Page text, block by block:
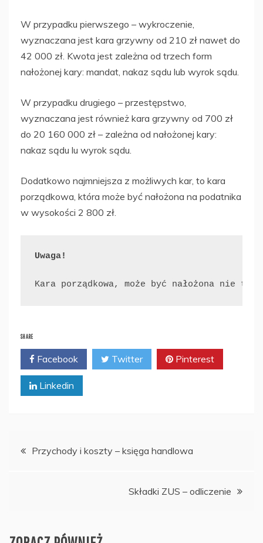
W przypadku pierwszego – wykroczenie,
wyznaczana jest kara grzywny od 210 zł nawet do
42 000 zł. Kwota jest zależna od trzech form
nałożonej kary: mandat, nakaz sądu lub wyrok sądu.
W przypadku drugiego – przestępstwo,
wyznaczana jest również kara grzywny od 700 zł
do 20 160 000 zł – zależna od nałożonej kary:
nakaz sądu lu wyrok sądu.
Dodatkowo najmniejsza z możliwych kar, to kara
porządkowa, która może być nałożona na podatnika
w wysokości 2 800 zł.
Uwaga!
Kara porządkowa, może być nałożona nie
SHARE
Facebook Twitter Pinterest
Linkedin
Nawigacja
Przychody i koszty – księga handlowa
Składki ZUS – odliczenie